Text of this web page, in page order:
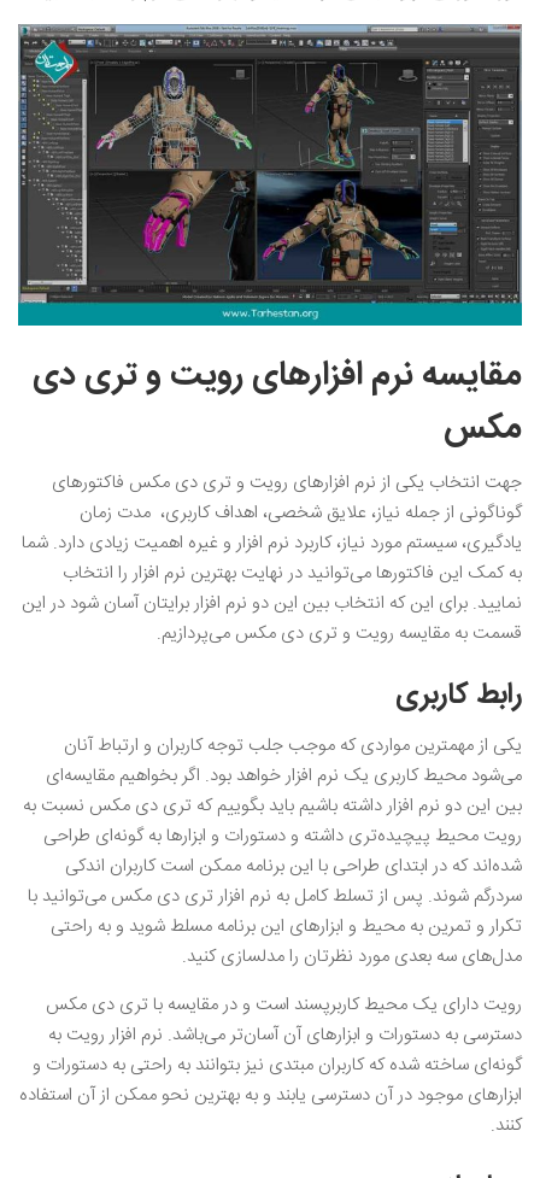
مقایسه نرم افزارهای رویت و تری دی
مکس
جهت انتخاب یکی از نرم‌ افزارهای رویت و تری دی مکس فاکتورهای
گوناگونی از جمله نیاز، علایق شخصی، اهداف کاربری، مدت زمان
یادگیری، سیستم مورد نیاز، کاربرد نرم ‌افزار و غیره اهمیت زیادی دارد. شما
به کمک این فاکتورها می‌توانید در نهایت بهترین نرم ‌افزار را انتخاب
نمایید. برای این که انتخاب بین این دو نرم ‌افزار برایتان آسان شود در این
قسمت به مقایسه رویت و تری دی مکس می‌پردازیم.
رابط کاربری
یکی از مهمترین مواردی که موجب جلب توجه کاربران و ارتباط آنان
می‌شود محیط کاربری یک نرم ‌افزار خواهد بود. اگر بخواهیم مقایسه‌ای
بین این دو نرم‌ افزار داشته باشیم باید بگوییم که تری دی مکس نسبت به
رویت محیط پیچیده‌تری داشته و دستورات و ابزارها به گونه‌ای طراحی
شده‌اند که در ابتدای طراحی با این برنامه ممکن است کاربران اندکی
سردرگم شوند. پس از تسلط کامل به نرم ‌افزار تری دی مکس می‌توانید با
تکرار و تمرین به محیط و ابزارهای این برنامه مسلط شوید و به راحتی
مدل‌های سه بعدی مورد نظرتان را مدلسازی کنید.
رویت دارای یک محیط کاربرپسند است و در مقایسه با تری دی مکس
دسترسی به دستورات و ابزارهای آن آسان‌تر می‌باشد. نرم‌ افزار رویت به
گونه‌ای ساخته شده که کاربران مبتدی نیز بتوانند به راحتی به دستورات و
ابزارهای موجود در آن دسترسی یابند و به بهترین نحو ممکن از آن استفاده
کنند.